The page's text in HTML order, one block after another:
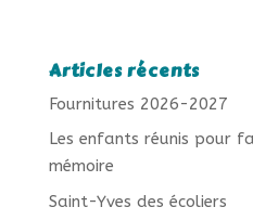
Articles récents
Fournitures 2026-2027
Les enfants réunis pour
mémoire
Saint-Yves des écoliers